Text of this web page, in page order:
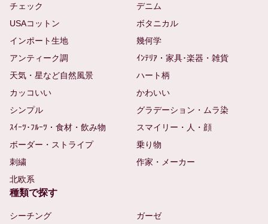
チェック
デニム
USAコットン
ボタニカル
インポート生地
幾何学
アンティーク調
ｲﾝﾃﾘｱ・家具･楽器・雑貨
天気・星など自然風景
ハート柄
カッコいい
かわいい
シンプル
グラデーション・ムラ染
ｽｲｰﾂ･ﾌﾙｰﾂ・食材・飲み物
スマイリー・人・顔
ボーダー・ストライプ
乗り物
刺繍
作家・メーカー
北欧系
種類で探す
シーチング
ガーゼ